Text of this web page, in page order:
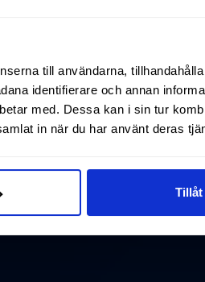
till användarna,
identifierare och annan
med. Dessa kan i sin tur
in när du har använt deras
Tillåt